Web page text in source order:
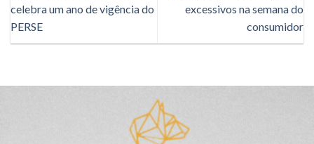
celebra um ano de vigência do
PERSE
excessivos na semana do
consumidor